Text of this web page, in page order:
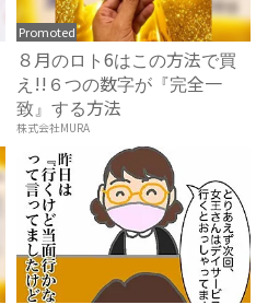
Promoted
８月のロト6はこの方法で買
え!!６つの数字が『完全一
致』する方法
株式会社MURA